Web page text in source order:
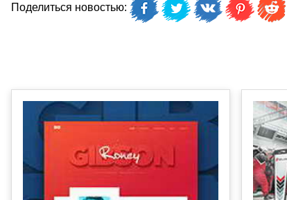
Поделиться новостью: